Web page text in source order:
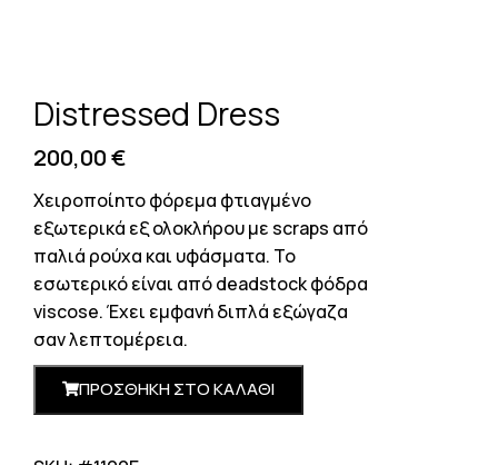
Distressed Dress
200,00€
Χειροποίητο φόρεμα φτιαγμένο
εξωτερικά εξ ολοκλήρου με scraps από
παλιά ρούχα και υφάσματα. Το
εσωτερικό είναι από deadstock φόδρα
viscose. Έχει εμφανή διπλά εξώγαζα
σαν λεπτομέρεια.
ΠΡΟΣΘΗΚΗ ΣΤΟ ΚΑΛΑΘΙ